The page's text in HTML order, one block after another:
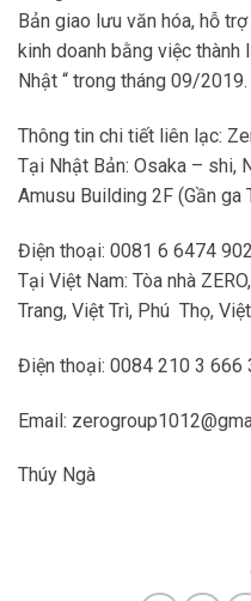
Bản giao lưu văn hóa, hỗ
kinh doanh bằng việc
Nhật “ trong tháng 09/2019.
Thông tin chi tiết liên lạc:
Tại Nhật Bản: Osaka – shi,
Amusu Building 2F (Gần ga
Điện thoại: 0081 6 6474
Tại Việt Nam: Tòa nhà
Trang, Việt Trì, Phú Thọ,
Điện thoại: 0084 210 3 666
Email:
Thúy Ngà